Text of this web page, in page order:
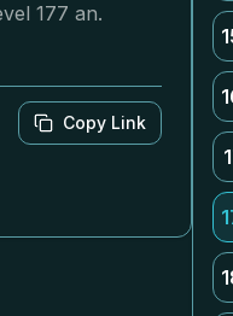
177 an.
Copy Link